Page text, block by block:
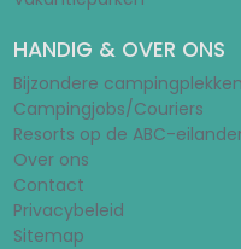
HANDIG & OVER ONS
Bijzondere campingplekken
Campingjobs/Couriers
Resorts op de ABC-
Over ons
Contact
Privacybeleid
Sitemap